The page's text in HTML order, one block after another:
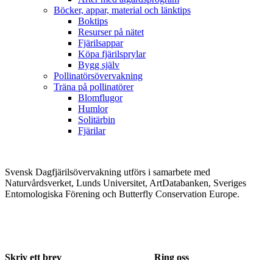
Böcker, appar, material och länktips
Boktips
Resurser på nätet
Fjärilsappar
Köpa fjärilsprylar
Bygg själv
Pollinatörsövervakning
Träna på pollinatörer
Blomflugor
Humlor
Solitärbin
Fjärilar
Svensk Dagfjärilsövervakning utförs i samarbete med
Naturvårdsverket, Lunds Universitet, ArtDatabanken, Sveriges
Entomologiska Förening och Butterfly Conservation Europe.
Skriv ett brev Ring oss